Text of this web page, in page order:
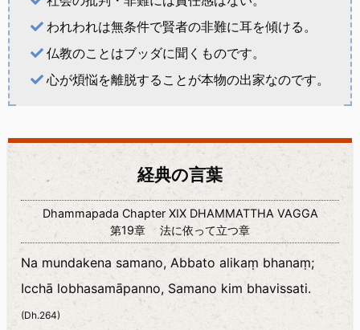
われわれは無条件で賢者の非難に耳を傾ける。
仏教のことはブッダに聞くものです。
心が煩悩を離脱することが本物の出家なのです。
経典の言葉
Dhammapada Chapter XIX DHAMMATTHA VAGGA
第19章 法に依って立つ章
Na mundakena samano, Abbato alikaṃ bhanaṃ;
Icchā lobhasamāpanno, Samano kim bhavissati.
(Dh.264)